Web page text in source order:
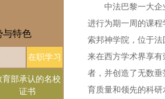
与特色
在职学习
育部承认的名校
证书
中法巴黎一大企
进行为期一周的课
索邦神学院，位于
来在西方学术界享
者，并创造了无数
育质量和领先的科研